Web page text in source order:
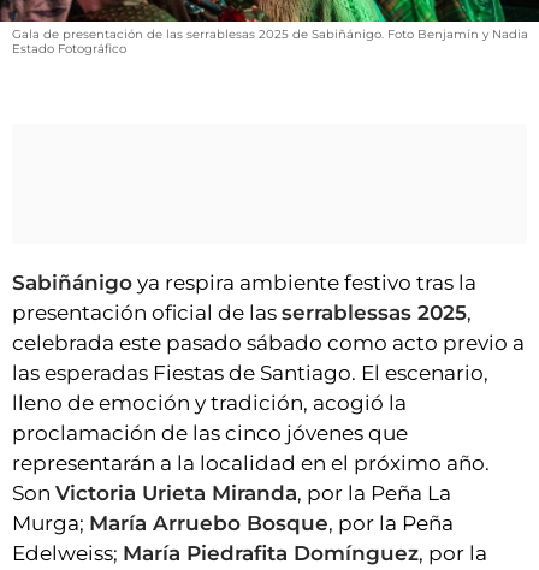
AGENDA
INICIAR SESIÓN
Gala de presentación de las serrablesas 2025 de Sabiñánigo. Foto Benjamín y Nadia
Estado Fotográfico
Sabiñánigo ya respira ambiente festivo tras la
presentación oficial de las serrablessas 2025,
celebrada este pasado sábado como acto previo a
las esperadas Fiestas de Santiago. El escenario,
lleno de emoción y tradición, acogió la
proclamación de las cinco jóvenes que
representarán a la localidad en el próximo año.
Son Victoria Urieta Miranda, por la Peña La
Murga; María Arruebo Bosque, por la Peña
Edelweiss; María Piedrafita Domínguez, por la